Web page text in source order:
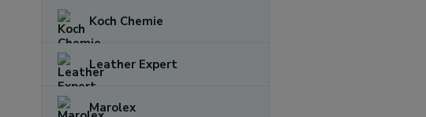
Koch Chemie
Leather Expert
Marolex